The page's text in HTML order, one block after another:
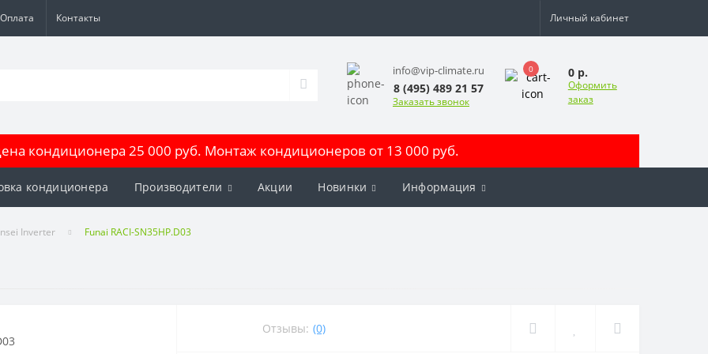
Оплата Контакты Личный кабинет
info@vip-climate.ru
8 (495) 489 21 57
Заказать звонок
0 0 р.
Оформить
заказ
кондиционера 25 000 руб. Монтаж кондиционеров от 13 000 руб.
кондиционера Производители Акции Новинки Информация
Inverter Funai RACI-SN35HP.D03
Отзывы: (0)